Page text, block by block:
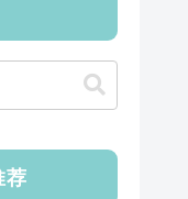
荐